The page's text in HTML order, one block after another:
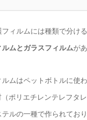
ィルムには種類で分ける
ルムとガラスフィルムが
ムはペットボトルに使
ポリエチレンテレフタ
ルの一種で作られており